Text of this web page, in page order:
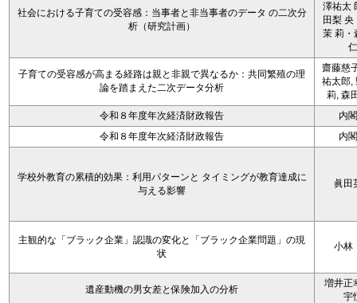
社会における子育ての受容感：当事者と非当事者のデータ の二次分
析（研究計画）
澤祐太
田梨 央
茉 莉・
仁
子育ての受容感が高まる経路は親と非親で異なるか：共同繁殖の理
論を踏まえた二次データ分析
齋藤慈
祐太郎,
莉, 森
令和８年度年次経済財政報告
内
令和８年度年次経済財政報告
内
学校外教育の累積的効果：利用パターンと タイミングが教育達成に
与える影響
眞田
主観的な「ブラック企業」認識の変化と「ブラック企業問題」の現
状
小
遺産動機の男女差と保険加入の分析
増井正
宇